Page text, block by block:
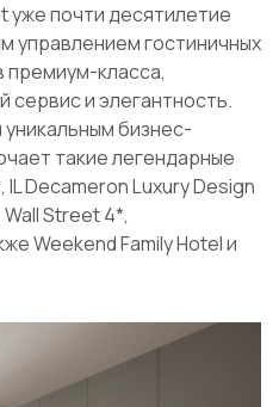
уже почти десятилетие
управлением гостиничных
премиум-класса,
сервис и элегантность.
бизнес-
такие легендарные
IL Decameron Luxury Design
Street 4*,
Weekend Family Hotel и